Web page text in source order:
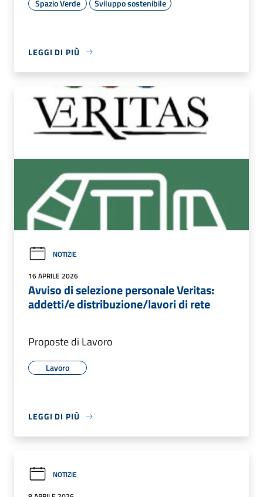
Spazio Verde
Sviluppo sostenibile
LEGGI DI PIÙ
NOTIZIE
16 APRILE 2026
Avviso di selezione personale Veritas:
addetti/e distribuzione/lavori di rete
Proposte di Lavoro
Lavoro
LEGGI DI PIÙ
NOTIZIE